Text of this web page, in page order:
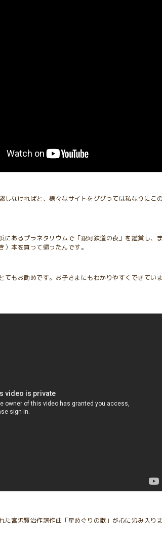
しなければと、様々なサイトをググっては私なりにこ
にあるプラネタリウムで「銀河鉄道の夜」を鑑賞し、
）本を買って帰ったんです。
てもお勧めです。お子さまにもわかりやすくできてい
た宮沢賢治作詞作曲「星めぐりの歌」が心に沁み入り